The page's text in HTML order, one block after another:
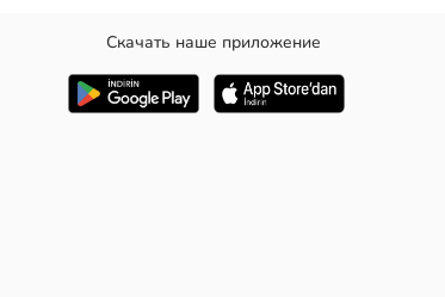
Скачать наше приложение